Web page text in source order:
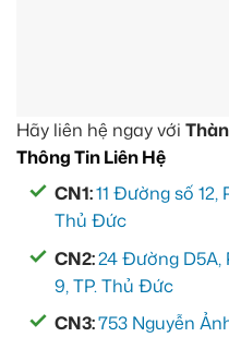
Hãy liên hệ ngay với
Thông Tin Liên Hệ
CN1:11 Đường số
Thủ Đức
CN2:24 Đường D5A,
9, TP. Thủ Đức
CN3:753 Nguyễn